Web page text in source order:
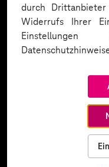
durch
Widerrufs Ihrer